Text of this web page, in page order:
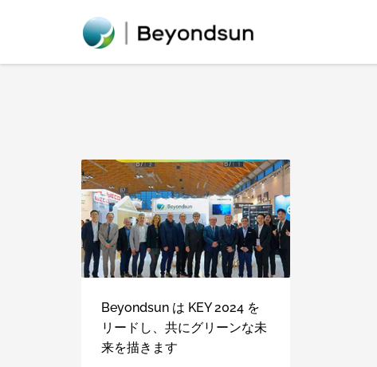
Beyondsun は KEY 2024 を
リードし、共にグリーンな未
来を描きます